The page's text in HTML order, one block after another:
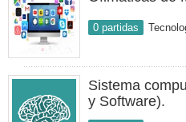
0 partidas
Sistema
y Software).